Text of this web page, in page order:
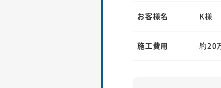
お客様名 K様
施工費用 約20